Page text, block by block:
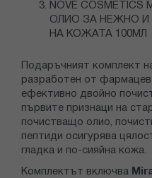
NOVE
ОЛИО ЗА НЕЖНО
НА КОЖАТА 100МЛ
Подаръчният комплект
разработен от
ефективно двойно
първите признаци на
почистващо олио,
пептиди осигурява
гладка и по-сияйна кожа.
Комплектът включва